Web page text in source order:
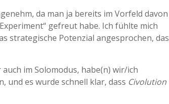
da man ja bereits im Vorfeld davon
gefreut habe. Ich fühlte mich
strategische Potenzial angesprochen, das
im Solomodus, habe(n) wir/ich
und es wurde schnell klar, dass Civolution